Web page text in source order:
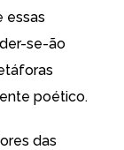
essas
se-ão
poético.
das